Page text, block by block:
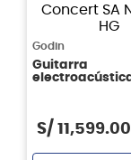
Godin
Guitarra
S/ 11 ,599.00